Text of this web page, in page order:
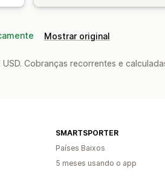
Mostrar original
Cobranças recorrentes e
SMARTSPORTER
Países Baixos
5 meses usando o app